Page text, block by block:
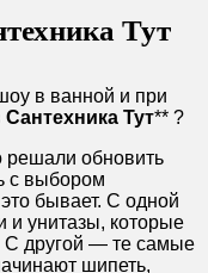
Тут
в ванной и при
Сантехника Тут** ?
решали обновить
с выбором
бывает. С одной
и унитазы, которые
С другой — те самые
шипеть,